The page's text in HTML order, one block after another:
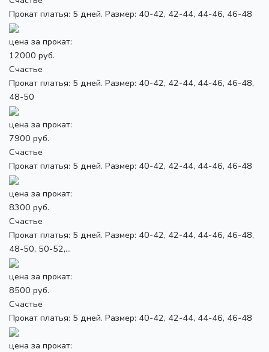
Прокат платья: 5 дней. Размер: 40-42, 42-44, 44-46, 46-48
цена за прокат:
12000 руб.
Счастье
Прокат платья: 5 дней. Размер: 40-42, 42-44, 44-46, 46-48,
48-50
цена за прокат:
7900 руб.
Счастье
Прокат платья: 5 дней. Размер: 40-42, 42-44, 44-46, 46-48
цена за прокат:
8300 руб.
Счастье
Прокат платья: 5 дней. Размер: 40-42, 42-44, 44-46, 46-48,
48-50, 50-52,...
цена за прокат:
8500 руб.
Счастье
Прокат платья: 5 дней. Размер: 40-42, 42-44, 44-46, 46-48
цена за прокат: